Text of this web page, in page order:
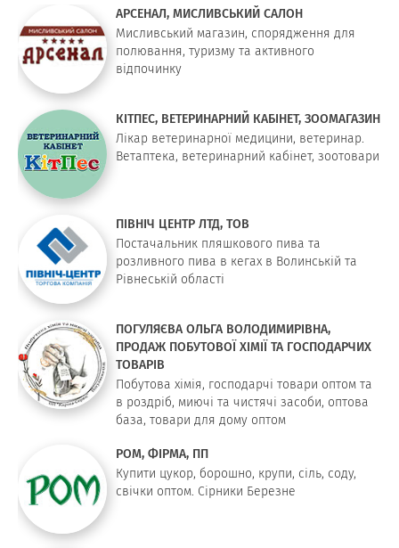
АРСЕНАЛ, МИСЛИВСЬКИЙ САЛОН
Мисливський магазин, спорядження для
полювання, туризму та активного
відпочинку
КІТПЕС, ВЕТЕРИНАРНИЙ КАБІНЕТ, ЗООМАГАЗИН
Лікар ветеринарної медицини, ветеринар.
Ветаптека, ветеринарний кабінет, зоотовари
ПІВНІЧ ЦЕНТР ЛТД, ТОВ
Постачальник пляшкового пива та
розливного пива в кегах в Волинській та
Рівнеській області
ПОГУЛЯЄВА ОЛЬГА ВОЛОДИМИРІВНА,
ПРОДАЖ ПОБУТОВОЇ ХІМІЇ ТА ГОСПОДАРЧИХ
ТОВАРІВ
Побутова хімія, господарчі товари оптом та
в роздріб, миючі та чистячі засоби, оптова
база, товари для дому оптом
РОМ, ФІРМА, ПП
Купити цукор, борошно, крупи, сіль, соду,
свічки оптом. Сірники Березне